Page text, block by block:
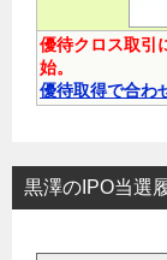
優待クロス取引
始。
優待取得で合わ
黒澤のIPO当選